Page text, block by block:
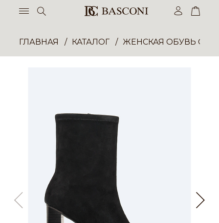
ГЛАВНАЯ КАТАЛОГ ЖЕНСКАЯ ОБУВЬ